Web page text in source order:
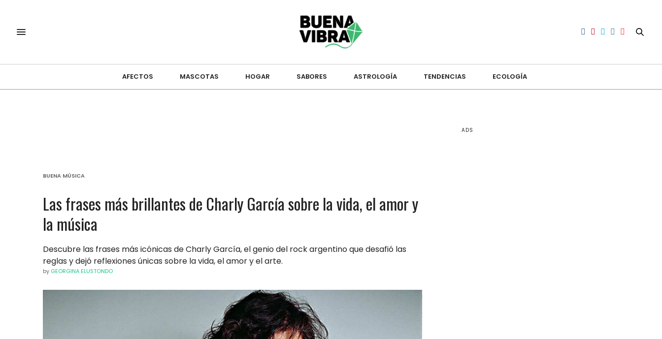
AFECTOS MASCOTAS HOGAR SABORES ASTROLOGÍA TENDENCIAS ECOLOGÍA
BUENA MÚSICA
Las frases más brillantes de Charly García sobre la vida, el amor y
la música
Descubre las frases más icónicas de Charly García, el genio del rock argentino que desafió las
reglas y dejó reflexiones únicas sobre la vida, el amor y el arte.
by GEORGINA ELUSTONDO
ADS